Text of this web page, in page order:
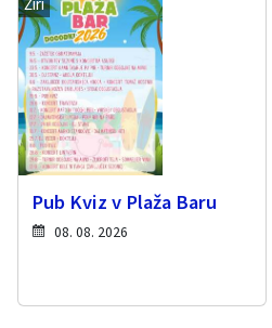
Pub Kviz v Plaža Baru
08. 08. 2026